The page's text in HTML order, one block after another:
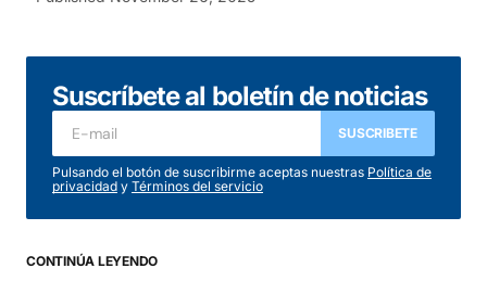
Suscríbete al boletín de noticias
SUSCRIBETE
Pulsando el botón de suscribirme aceptas nuestras Política de
privacidad y Términos del servicio
CONTINÚA LEYENDO